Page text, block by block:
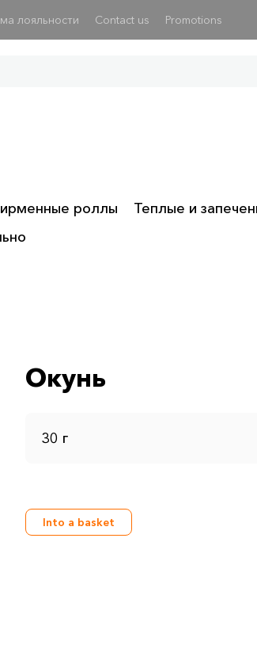
лояльности Contact us Promotions
роллы Теплые и
Окунь
30 г
Into a basket